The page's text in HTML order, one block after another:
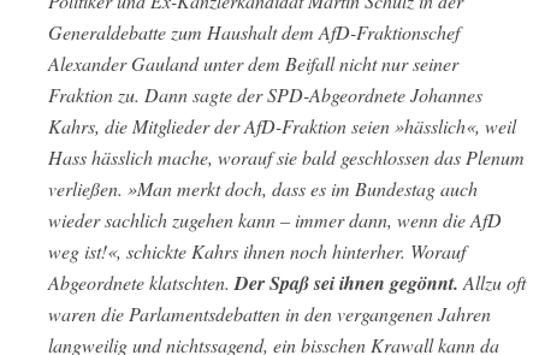
Generaldebatte zum Haushalt dem AfD-Fraktionschef
Alexander Gauland unter dem Beifall nicht nur seiner
Fraktion zu. Dann sagte der SPD-Abgeordnete Johannes
Kahrs, die Mitglieder der AfD-Fraktion seien »hässlich«, weil
Hass hässlich mache, worauf sie bald geschlossen das Plenum
verließen. »Man merkt doch, dass es im Bundestag auch
wieder sachlich zugehen kann – immer dann, wenn die AfD
weg ist!«, schickte Kahrs ihnen noch hinterher. Worauf
Abgeordnete klatschten.Der Spaß sei ihnen gegönnt.Allzu oft
waren die Parlamentsdebatten in den vergangenen Jahren
langweilig und nichtssagend, ein bisschen Krawall kann da